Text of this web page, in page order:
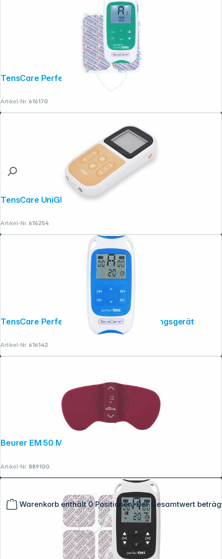
Warenkorb enthält 0 Positionen. Der Gesamtwert
TensCare Perfect mama
Artikel-Nr.:616170
TensCare UniGlo Muskelstimulator
Artikel-Nr.:616254
TensCare Perfect TENS Schmerzlinderungsgerät
Artikel-Nr.:616142
Beurer EM 50 Menstrual Relax
Artikel-Nr.:889100